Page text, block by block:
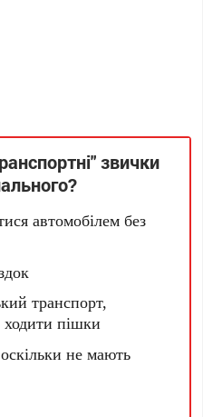
звички
автомобілем без
транспорт,
ходити пішки
не мають